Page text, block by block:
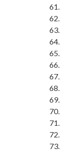
61.
62.
66.
67.
69.